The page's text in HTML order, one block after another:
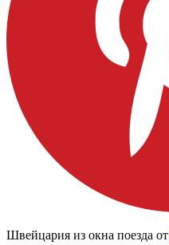
Швейцария из окна поезда от